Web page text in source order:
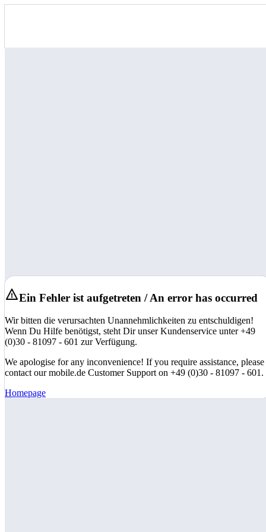
Ein Fehler ist aufgetreten / An error has occurred
Wir bitten die verursachten Unannehmlichkeiten zu entschuldigen!
Wenn Du Hilfe benötigst, steht Dir unser Kundenservice unter +49
(0)30 - 81097 - 601 zur Verfügung.
We apologise for any inconvenience! If you require assistance, please
contact our mobile.de Customer Support on +49 (0)30 - 81097 - 601.
Homepage